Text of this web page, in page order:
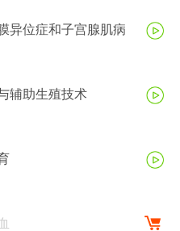
异位症和子宫腺肌病
辅助生殖技术